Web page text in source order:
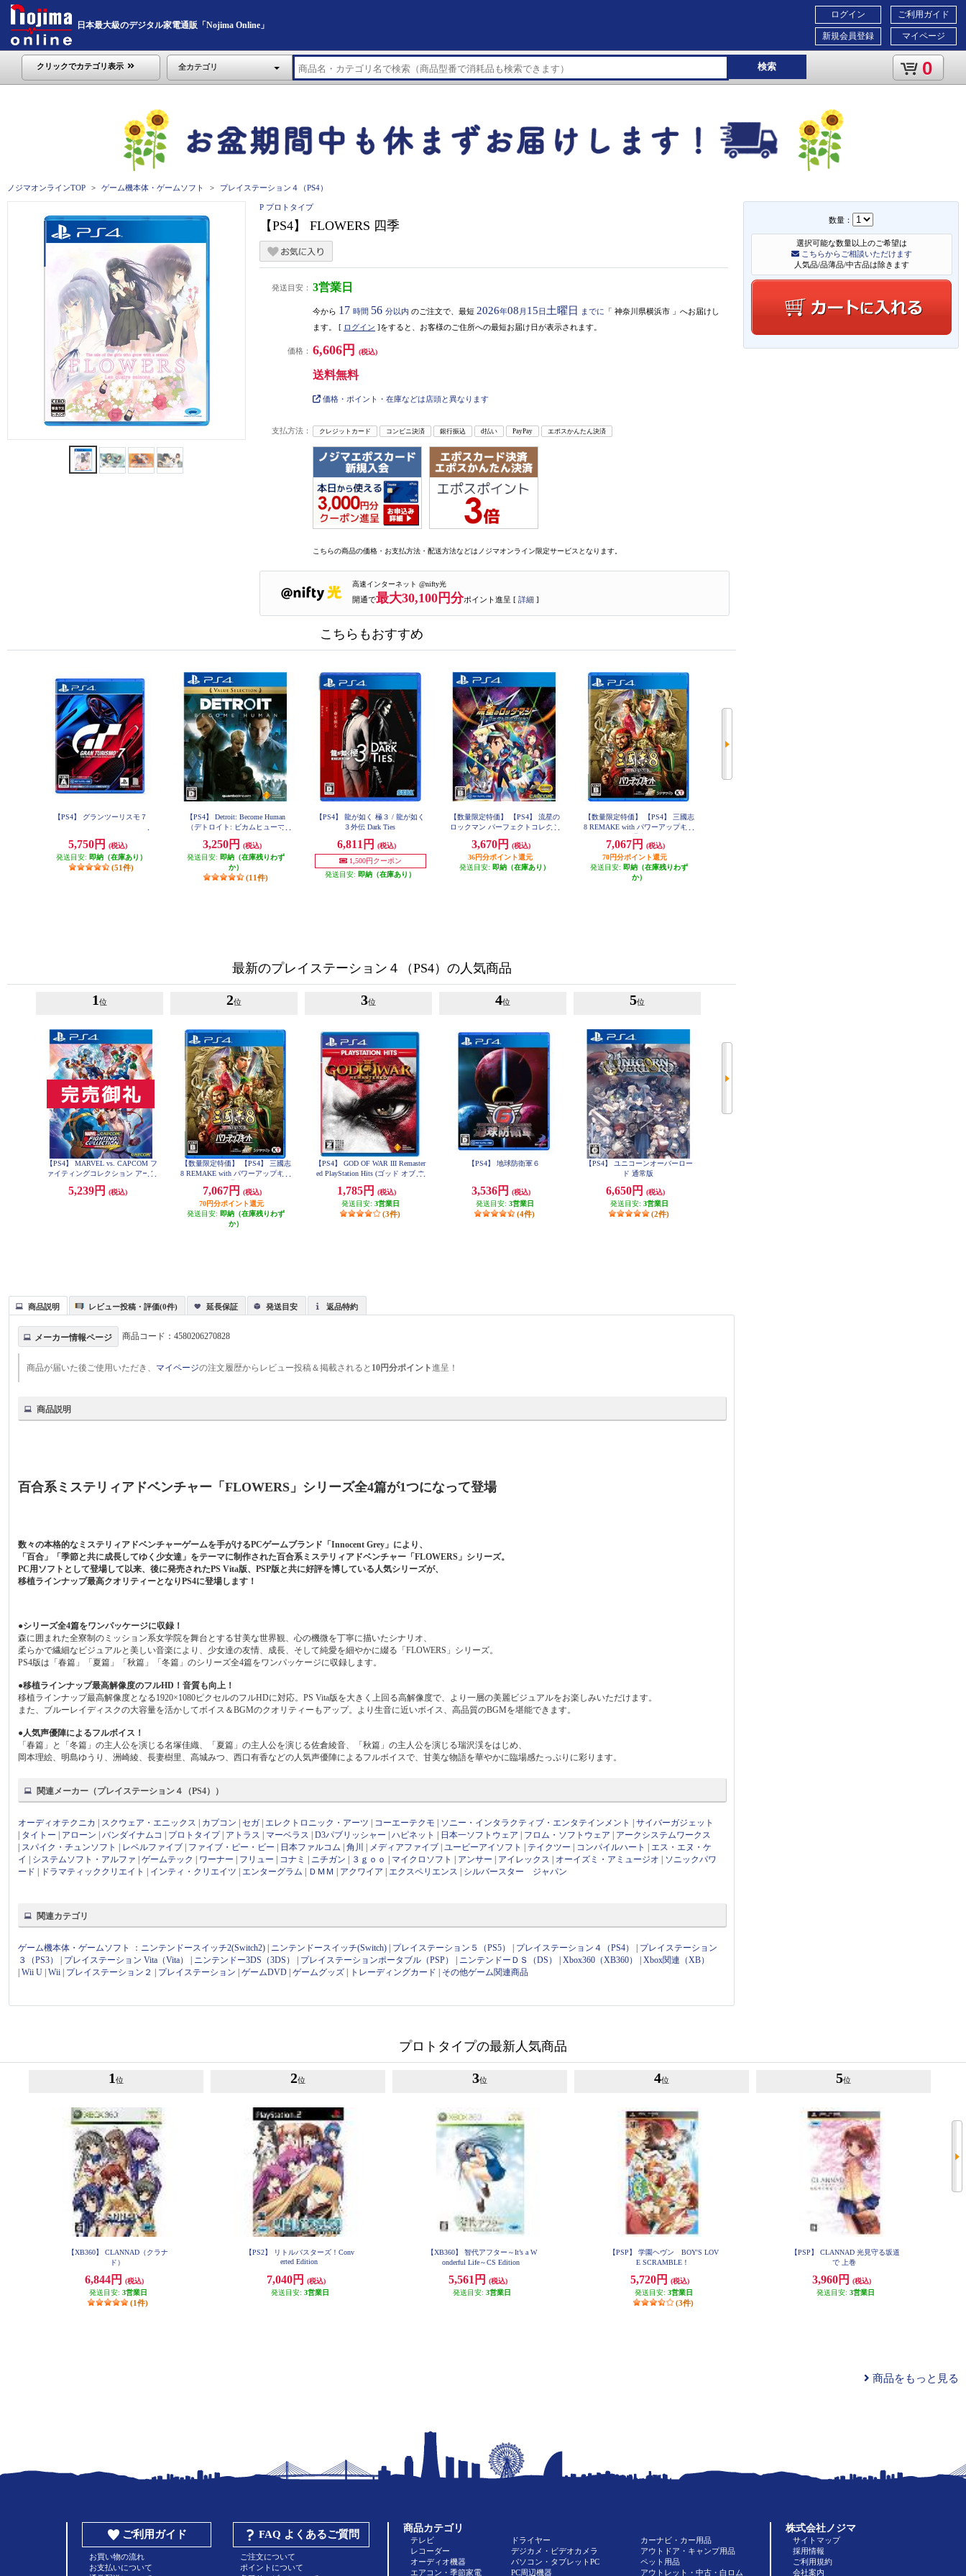
日本最大級のデジタル家電通販「Nojima Online」
ご利用ガイド
マイページ
ログイン
新規会員登録
クリックでカテゴリ表示 全カテゴリ 検索 0
ノジマオンラインTOP ゲーム機本体・ゲームソフト プレイステーション４（PS4）
数量：
選択可能な数量以上のご希望は
こちらからご相談いただけます
人気品/品薄品/中古品は除きます
P プロトタイプ
【PS4】 FLOWERS 四季
発送目安： 3営業日
今から 17 時間 56 分以内 のご注文で、最短 2026年08 月 15日 土曜日 までに 「 神奈川県横浜市 」 へお届けし
ます。 [ ログイン ]をすると、お客様のご住所への最短お届け日が表示されます。
価格： 6,606円 (税込)
送料無料
価格・ポイント・在庫などは店頭と異なります
支払方法： クレジットカード コンビニ決済 銀行振込 d払い PayPay エポスかんたん決済
こちらの商品の価格・お支払方法・配送方法などはノジマオンライン限定サービスとなります。
高速インターネット @nifty光
開通で最大30,100円分ポイント進呈 [ 詳細 ]
こちらもおすすめ
【PS4】 グランツーリスモ７
5,750円
(税込)
発送目安: 即納（在庫あり）
(51件)
【PS4】 Detroit: Become Human
（デトロイト: ビカムヒューマ
3,250円
(税込)
発送目安: 即納（在庫残りわず
か）
(11件)
【PS4】 龍が如く 極３ / 龍が如く
３外伝 Dark Ties
6,811円
(税込)
1,500円クーポン
発送目安: 即納（在庫あり）
【数量限定特価】 【PS4】 流星の
ロックマン パーフェクトコレクシ
3,670円
(税込)
36円分ポイント還元
発送目安: 即納（在庫あり）
【数量限定特価】 【PS4】 三國志
8 REMAKE with パワーアップキッ
7,067円
(税込)
70円分ポイント還元
発送目安: 即納（在庫残りわず
か）
最新のプレイステーション４（PS4）の人気商品
1 位
【PS4】 MARVEL vs. CAPCOM フ
ァイティングコレクション アーケ
5,239円 (税込)
2位
【数量限定特価】 【PS4】 三國志
8 REMAKE with パワーアップキッ
7,067円
(税込)
70円分ポイント還元
発送目安: 即納（在庫残りわず
か）
3位
【PS4】 GOD OF WAR III Remaster
ed PlayStation Hits (ゴッド オブ ウ
1,785円
(税込)
発送目安: 3営業日
(3件)
4位
【PS4】 地球防衛軍６
3,536円
(税込)
発送目安: 3営業日
(4件)
5位
【PS4】 ユニコーンオーバーロー
ド 通常版
6,650円
(税込)
発送目安: 3営業日
(2件)
商品説明 レビュー投稿・評価(0件) 延長保証 発送目安 返品特約
メーカー情報ページ 商品コード：4580206270828
商品が届いた後ご使用いただき、 マイページの注文履歴からレビュー投稿＆掲載されると 10円分ポイント進呈！
商品説明
百合系ミステリィアドベンチャー「FLOWERS」シリーズ全4篇が1つになって登場
数々の本格的なミステリィアドベンチャーゲームを手がけるPCゲームブランド「Innocent Grey」により、
「百合」「季節と共に成長してゆく少女達」をテーマに制作された百合系ミステリィアドベンチャー「FLOWERS」シリーズ。
PC用ソフトとして登場して以来、後に発売されたPS Vita版、PSP版と共に好評を博している人気シリーズが、
移植ラインナップ最高クオリティーとなりPS4に登場します！
●シリーズ全4篇をワンパッケージに収録！
森に囲まれた全寮制のミッション系女学院を舞台とする甘美な世界観、心の機微を丁寧に描いたシナリオ、
柔らかで繊細なビジュアルと美しい音楽により、少女達の友情、成長、そして純愛を細やかに綴る「FLOWERS」シリーズ。
PS4版は「春篇」「夏篇」「秋篇」「冬篇」のシリーズ全4篇をワンパッケージに収録します。
●移植ラインナップ最高解像度のフルHD！音質も向上！
移植ラインナップ最高解像度となる1920×1080ピクセルのフルHDに対応。PS Vita版を大きく上回る高解像度で、より一層の美麗ビジュアルをお楽しみいただけます。
また、ブルーレイディスクの大容量を活かしてボイス＆BGMのクオリティーもアップ。より生音に近いボイス、高品質のBGMを堪能できます。
●人気声優陣によるフルボイス！
「春篇」と「冬篇」の主人公を演じる名塚佳織、「夏篇」の主人公を演じる佐倉綾音、「秋篇」の主人公を演じる瑞沢渓をはじめ、
岡本理絵、明島ゆうり、洲崎綾、長妻樹里、高城みつ、西口有香などの人気声優陣によるフルボイスで、甘美な物語を華やかに臨場感たっぷりに彩ります。
関連メーカー（プレイステーション４（PS4））
オーディオテクニカ スクウェア・エニックス カプコン |セガ エレクトロニック・アーツ コーエーテクモ ソニー・インタラクティブ・エンタテインメント |サイバーガジェット
タイトー アローン |バンダイナムコ プロトタイプ| アトラス マーベラス |D3パブリッシャー |ハピネット 日本一ソフトウェア フロム・ソフトウェア
アークシステムワークス
スパイク・チュンソフト レベルファイブ ファイブ・ピー・ビー 日本ファルコム |角川 メディアファイブ |ユービーアイソフト テイクツー コンパイルハート
エス・エヌ・ケ
イ
システムソフト・アルファ |ゲームテック ワーナー フリュー コナミ ニチガン ３ｇｏｏ マイクロソフト アンサー アイレックス オーイズミ・アミュージオ
ソニックパワ
ード
ドラマティッククリエイト インティ・クリエイツ エンターグラム ＤＭＭ アクワイア エクスペリエンス シルバースター ジャパン
関連カテゴリ
ゲーム機本体・ゲームソフト ： ニンテンドースイッチ2(Switch2) ニンテンドースイッチ(Switch) プレイステーション５（PS5） プレイステーション４（PS4）
プレイステーション
３（PS3）
プレイステーション Vita（Vita） ニンテンドー3DS（3DS） プレイステーションポータブル（PSP） ニンテンドーＤＳ（DS） |Xbox360（XB360） |Xbox関連（XB）
|Wii U |Wii プレイステーション２ プレイステーション |ゲームDVD |ゲームグッズ トレーディングカード その他ゲーム関連商品
プロトタイプの最新人気商品
1 位
【XB360】 CLANNAD（クラナ
ド）
6,844円
(税込)
発送目安: 3営業日
(1件)
2位
【PS2】 リトルバスターズ！Conv
erted Edition
7,040円
(税込)
発送目安: 3営業日
3位
【XB360】 智代アフター～It’s a W
onderful Life～CS Edition
5,561円
(税込)
発送目安: 3営業日
4位
【PSP】 学園ヘヴン BOY'S LOV
E SCRAMBLE！
5,720円
(税込)
発送目安: 3営業日
(3件)
5位
【PSP】 CLANNAD 光見守る坂道
で 上巻
3,960円
(税込)
発送目安: 3営業日
商品をもっと見る
ご利用ガイド
お買い物の流れ
お支払いについて
FAQ よくあるご質問
ご注文について
ポイントについて
商品カテゴリ
テレビ
レコーダー
オーディオ機器
エアコン・季節家電
ドライヤー
デジカメ・ビデオカメラ
パソコン・タブレットPC
PC周辺機器
カーナビ・カー用品
アウトドア・キャンプ用品
ペット用品
アウトレット・中古・白ロム
株式会社ノジマ
サイトマップ
採用情報
ご利用規約
会社案内